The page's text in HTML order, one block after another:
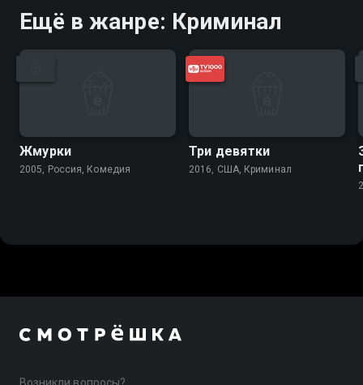
Ещё в жанре: Криминал
Жмурки
2005, Россия, Комедия
Три девятки
2016, США, Криминал